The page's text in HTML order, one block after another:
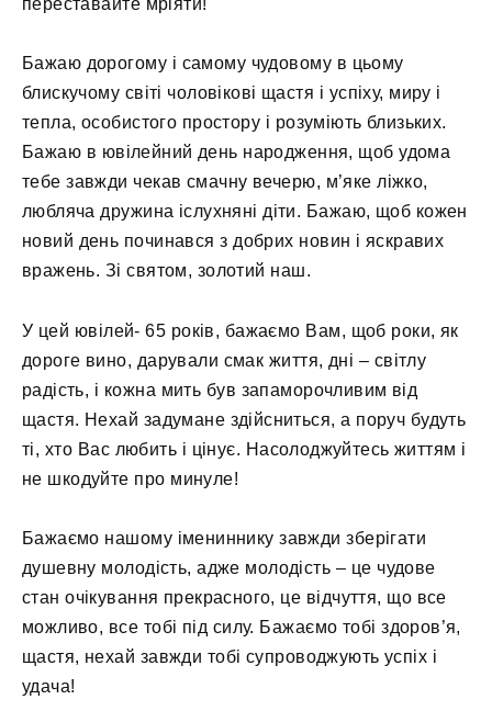
переставайте мріяти!
Бажаю дорогому і самому чудовому в цьому
блискучому світі чоловікові щастя і успіху, миру і
тепла, особистого простору і розуміють близьких.
Бажаю в ювілейний день народження, щоб удома
тебе завжди чекав смачну вечерю, м’яке ліжко,
любляча дружина іслухняні діти. Бажаю, щоб кожен
новий день починався з добрих новин і яскравих
вражень. Зі святом, золотий наш.
У цей ювілей- 65 років, бажаємо Вам, щоб роки, як
дороге вино, дарували смак життя, дні – світлу
радість, і кожна мить був запаморочливим від
щастя. Нехай задумане здійсниться, а поруч будуть
ті, хто Вас любить і цінує. Насолоджуйтесь життям і
не шкодуйте про минуле!
Бажаємо нашому імениннику завжди зберігати
душевну молодість, адже молодість – це чудове
стан очікування прекрасного, це відчуття, що все
можливо, все тобі під силу. Бажаємо тобі здоров’я,
щастя, нехай завжди тобі супроводжують успіх і
удача!